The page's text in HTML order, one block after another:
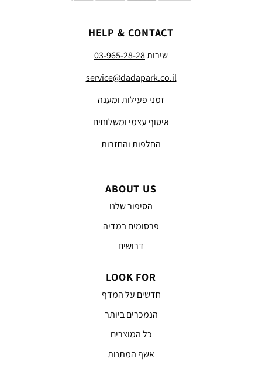
HELP & CONTACT
שירות03-965-28-28
service@dadapark.co.il
זמני פעילות ומענה
איסוף עצמי ומשלוחים
החלפות והחזרות
ABOUT US
הסיפור שלנו
פרסומים במדיה
דרושים
LOOK FOR
חדשים על המדף
הנמכרים ביותר
כל המוצרים
אשף המתנות